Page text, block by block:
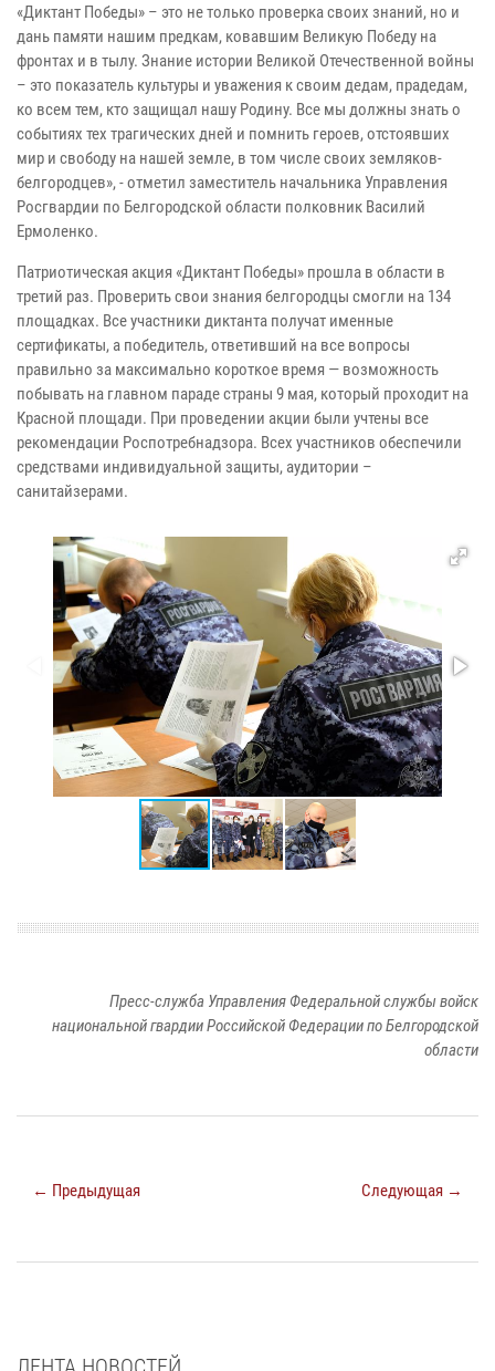
«Диктант Победы» – это не только проверка своих знаний, но и
дань памяти нашим предкам, ковавшим Великую Победу на
фронтах и в тылу. Знание истории Великой Отечественной войны
– это показатель культуры и уважения к своим дедам, прадедам,
ко всем тем, кто защищал нашу Родину. Все мы должны знать о
событиях тех трагических дней и помнить героев, отстоявших
мир и свободу на нашей земле, в том числе своих земляков-
белгородцев», - отметил заместитель начальника Управления
Росгвардии по Белгородской области полковник Василий
Ермоленко.
Патриотическая акция «Диктант Победы» прошла в области в
третий раз. Проверить свои знания белгородцы смогли на 134
площадках. Все участники диктанта получат именные
сертификаты, а победитель, ответивший на все вопросы
правильно за максимально короткое время — возможность
побывать на главном параде страны 9 мая, который проходит на
Красной площади. При проведении акции были учтены все
рекомендации Роспотребнадзора. Всех участников обеспечили
средствами индивидуальной защиты, аудитории –
санитайзерами.
Пресс-служба Управления Федеральной службы войск
национальной гвардии Российской Федерации по Белгородской
области
← Предыдущая Следующая →